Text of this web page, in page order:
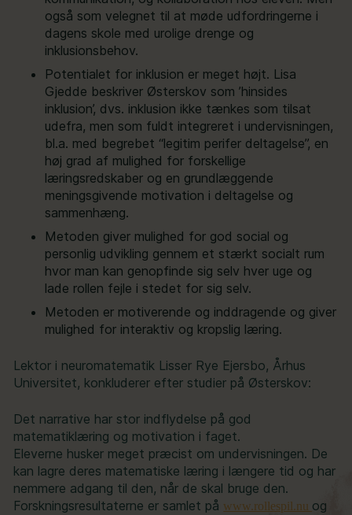
også som velegnet til at møde udfordringerne i
dagens skole med urolige drenge og
inklusionsbehov.
Potentialet for inklusion er meget højt. Lisa
Gjedde beskriver Østerskov som ’hinsides
inklusion’, dvs. inklusion ikke tænkes som tilsat
udefra, men som fuldt integreret i undervisningen,
bl.a. med begrebet “legitim perifer deltagelse”, en
høj grad af mulighed for forskellige
læringsredskaber og en grundlæggende
meningsgivende motivation i deltagelse og
sammenhæng.
Metoden giver mulighed for god social og
personlig udvikling gennem et stærkt socialt rum
hvor man kan genopfinde sig selv hver uge og
lade rollen fejle i stedet for sig selv.
Metoden er motiverende og inddragende og giver
mulighed for interaktiv og kropslig læring.
Lektor i neuromatematik Lisser Rye Ejersbo, Århus
Universitet, konkluderer efter studier på Østerskov:
Det narrative har stor indflydelse på god
matematiklæring og motivation i faget.
Eleverne husker meget præcist om undervisningen. De
kan lagre deres matematiske læring i længere tid og har
nemmere adgang til den, når de skal bruge den.
Forskningsresultaterne er samlet på www.rollespil.nu og